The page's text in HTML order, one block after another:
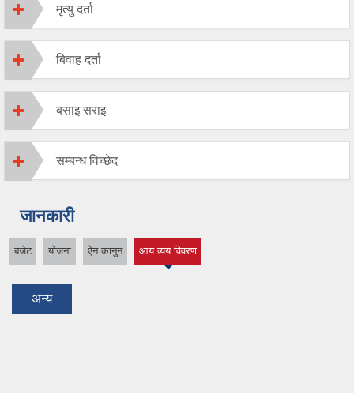
मृत्यु दर्ता
बिवाह दर्ता
बसाइ सराइ
सम्बन्ध विच्छेद
जानकारी
बजेट योजना ऐन कानुन आय व्यय विवरण
अन्य